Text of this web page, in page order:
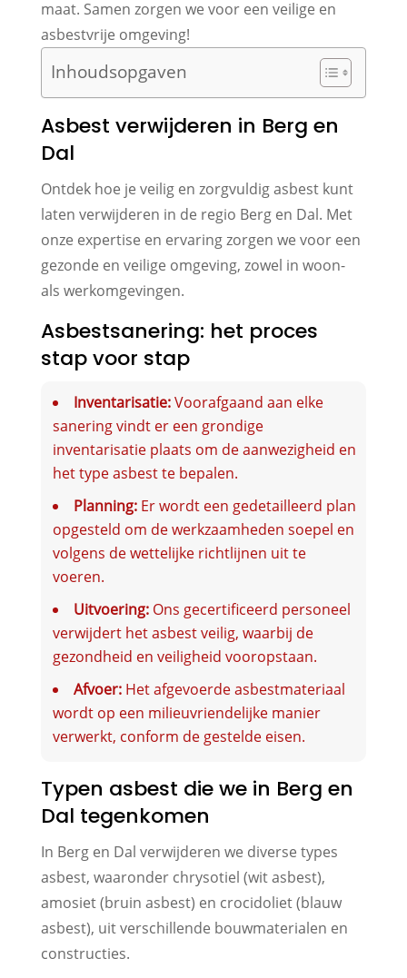
maat. Samen zorgen we voor een veilige en
asbestvrije omgeving!
Inhoudsopgaven
Asbest verwijderen in Berg en
Dal
Ontdek hoe je veilig en zorgvuldig asbest kunt
laten verwijderen in de regio Berg en Dal. Met
onze expertise en ervaring zorgen we voor een
gezonde en veilige omgeving, zowel in woon-
als werkomgevingen.
Asbestsanering: het proces
stap voor stap
Inventarisatie:Voorafgaand aan elke
sanering vindt er een grondige
inventarisatie plaats om de aanwezigheid en
het type asbest te bepalen.
Planning:Er wordt een gedetailleerd plan
opgesteld om de werkzaamheden soepel en
volgens de wettelijke richtlijnen uit te
voeren.
Uitvoering:Ons gecertificeerd personeel
verwijdert het asbest veilig, waarbij de
gezondheid en veiligheid vooropstaan.
Afvoer:Het afgevoerde asbestmateriaal
wordt op een milieuvriendelijke manier
verwerkt, conform de gestelde eisen.
Typen asbest die we in Berg en
Dal tegenkomen
In Berg en Dal verwijderen we diverse types
asbest, waaronder chrysotiel (wit asbest),
amosiet (bruin asbest) en crocidoliet (blauw
asbest), uit verschillende bouwmaterialen en
constructies.